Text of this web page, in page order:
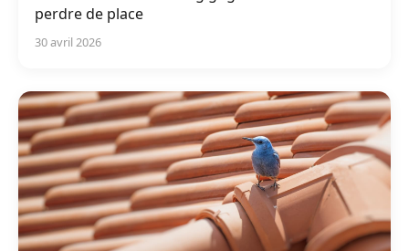
perdre de place
30 avril 2026